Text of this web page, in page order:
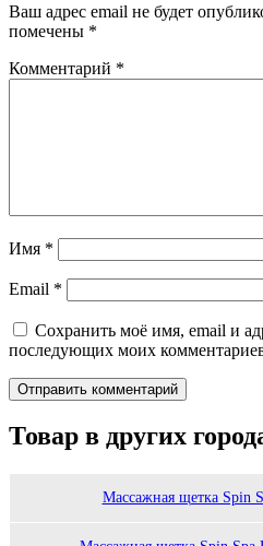
Ваш адрес email не будет
помечены *
Комментарий *
Имя *
Email *
Сохранить моё имя, email и
последующих моих
Товар в других
Массажная щетка Spin